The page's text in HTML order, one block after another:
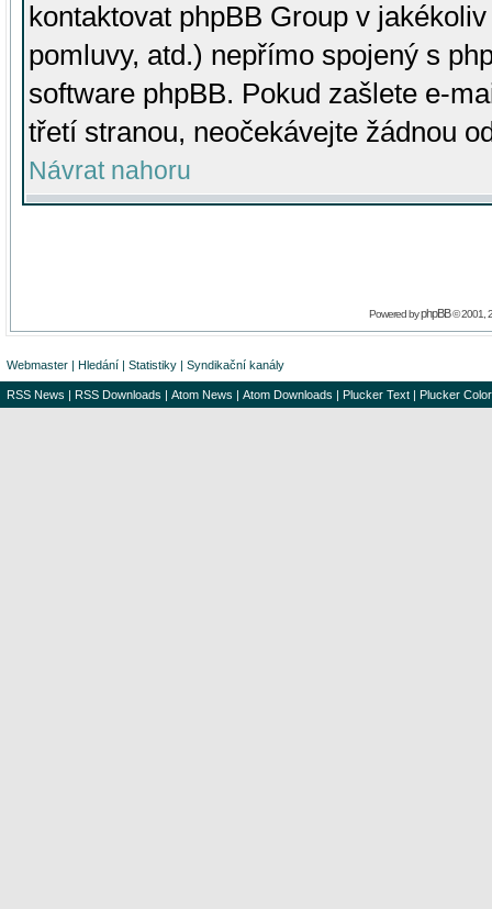
kontaktovat phpBB Group v
pomluvy, atd.) nepřímo spojený s
software phpBB. Pokud zašlete e-
třetí stranou, neočekávejte žádnou
Návrat nahoru
Powered byphpBB© 2001,
Webmaster | Hledání | Statistiky | Syndikační kanály
RSS News | RSS Downloads | Atom News | Atom Downloads | Plucker Text | Plucker Color